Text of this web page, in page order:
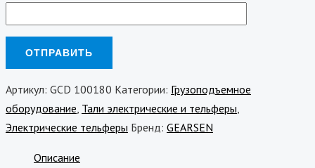
Артикул: GCD 100180 Категории: Грузоподъемное
оборудование Тали электрические и тельферы
Электрические тельферы Бренд: GEARSEN
Описание